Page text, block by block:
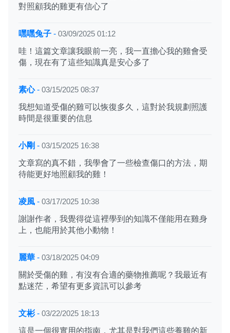
對照顧我的雞更有信心了
嘿嘿兔子 - 03/09/2025 01:12
哇！這篇文章讓我眼前一亮，我一直擔心我的雞會受
傷，現在有了這些知識真是安心多了
素心- 03/15/2025 08:37
我想知道受傷的雞可以恢復多久，這對於我規劃照護
時間是很重要的信息
小剛 - 03/15/2025 16:38
文章寫的真不錯，我學會了一些檢查傷口的方法，期
待能更好地照顧我的雞！
凌風 - 03/17/2025 10:38
謝謝作者，我覺得從這裡學到的知識不僅能用在雞身
上，也能用於其他小動物！
麗華 - 03/18/2025 04:09
關於受傷的雞，有沒有合適的藥物推薦呢？我最近有
點迷茫，希望有更多資訊可以參考
文彬- 03/22/2025 18:13
這是一個很實用的指南，尤其是對我們這些養雞的新